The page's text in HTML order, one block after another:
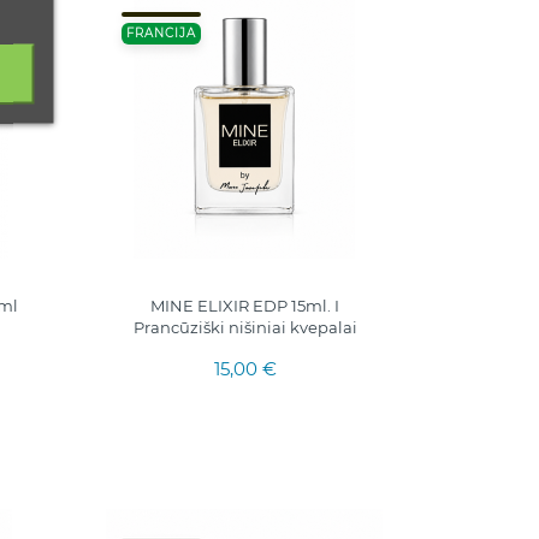
FRANCIJA
MINE ELIXIR EDP 15ml. I
Prancūziški nišiniai kvepalai
15,00 €